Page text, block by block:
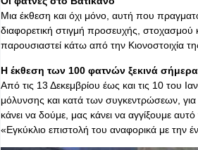
Μια έκθεση και όχι μόνο, αυτή που
διαφορετική στιγμή προσευχής,
παρουσιαστεί κάτω από την Κιονοστοιχία
Η έκθεση των 100 φατνών ξεκινά σήμερα
Από τις 13 Δεκεμβρίου έως και τις 10 του
μόλυνσης και κατά των συγκεντρώσεων,
κάνει να δούμε, μας κάνει να αγγίξουμε
«Εγκύκλιο επιστολή του αναφορικά με την